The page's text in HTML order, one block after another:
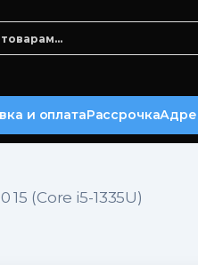
и оплатаРассрочка
15 (Core i5-1335U)